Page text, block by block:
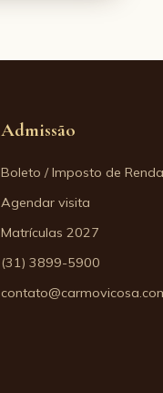
Admissão
Boleto / Imposto de Renda
Agendar visita
Matrículas 2027
(31) 3899-5900